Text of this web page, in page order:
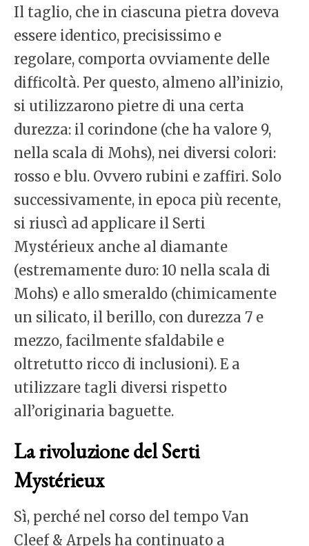
Il taglio, che in ciascuna pietra doveva
essere identico, precisissimo e
regolare, comporta ovviamente delle
difficoltà. Per questo, almeno all’inizio,
si utilizzarono pietre di una certa
durezza: il corindone (che ha valore 9,
nella scala di Mohs), nei diversi colori:
rosso e blu. Ovvero rubini e zaffiri. Solo
successivamente, in epoca più recente,
si riuscì ad applicare il Serti
Mystérieux anche al diamante
(estremamente duro: 10 nella scala di
Mohs) e allo smeraldo (chimicamente
un silicato, il berillo, con durezza 7 e
mezzo, facilmente sfaldabile e
oltretutto ricco di inclusioni). E a
utilizzare tagli diversi rispetto
all’originaria baguette.
La rivoluzione del Serti
Mystérieux
Sì, perché nel corso del tempo Van
Cleef & Arpels ha continuato a